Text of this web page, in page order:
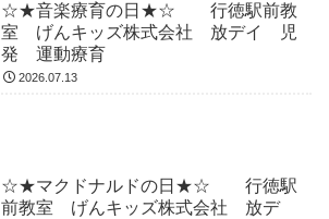
☆★音楽療育の日★☆ 行徳駅前教
室 げんキッズ株式会社 放デイ 児
発 運動療育
2026.07.13
☆★マクドナルドの日★☆ 行徳駅
前教室 げんキッズ株式会社 放デ